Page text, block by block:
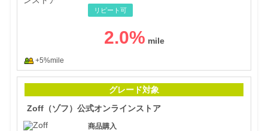
リピート可
2.0%
+5%mile
グレード対象
Zoff（ゾフ）公式オンラインストア
商品購入